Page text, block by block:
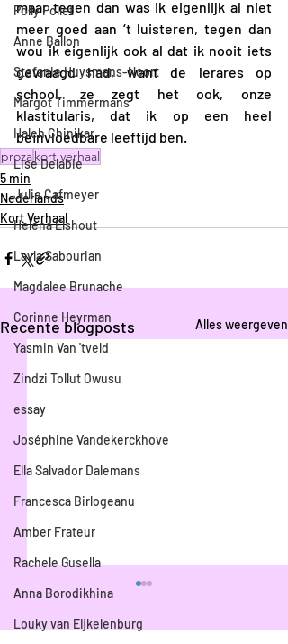
Polly Pollet
Anne Ballon
Stefanie Huysmans-Noort
Margot Timmermans
Haleh Chinikar
Lise Delabie
Julie Cafmeyer
Helena Elshout
Layla Sabourian
Magdalee Brunache
Corinne Heyrman
Yasmin Van 'tveld
Zindzi Tollut Owusu
essay
Joséphine Vandekerckhove
Ella Salvador Dalemans
Francesca Birlogeanu
Amber Frateur
Rachele Gusella
Anna Borodikhina
Louky van Eijkelenburg
maar tegen dan was ik eigenlijk al niet
meer goed aan ‘t luisteren, tegen dan
wou ik eigenlijk ook al dat ik nooit iets
gevraagd had, want de lerares op
school, ze zegt het ook, onze
klastitularis, dat ik op een heel
beïnvloedbare leeftijd ben.
prozakort verhaal
5 min
Nederlands
Kort Verhaal
Recente blogposts Alles weergeven